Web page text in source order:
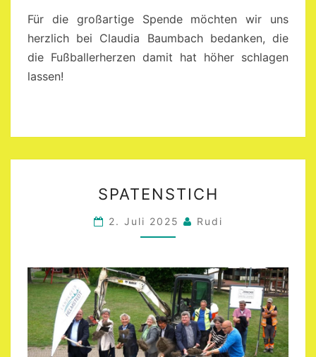
Für die großartige Spende möchten wir uns
herzlich bei Claudia Baumbach bedanken, die
die Fußballerherzen damit hat höher schlagen
lassen!
SPATENSTICH
2. Juli 2025 Rudi